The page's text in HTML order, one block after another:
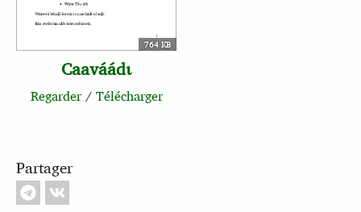
764 KB
Caaváádɩ
Regarder/Télécharger
Partager